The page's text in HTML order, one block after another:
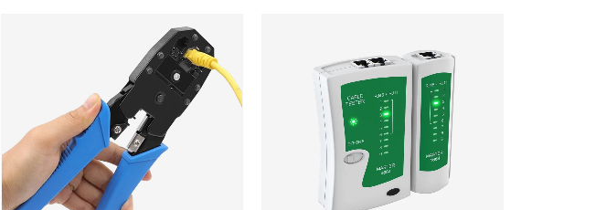
Add to
wishlist